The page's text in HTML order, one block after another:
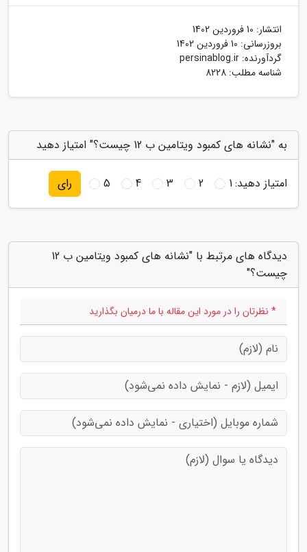
انتشار: 10 فروردین 1402
بروزرسانی: 10 فروردین 1402
گردآورنده: persinablog.ir
شناسه مطلب: 8228
به "نشانه های کمبود ویتامین ب 12 چیست؟" امتیاز دهید
امتیاز دهید:1
2
3
4
5 رای
دیدگاه های مرتبط با "نشانه های کمبود ویتامین ب 12
چیست؟"
* نظرتان را در مورد این مقاله با ما درمیان بگذارید